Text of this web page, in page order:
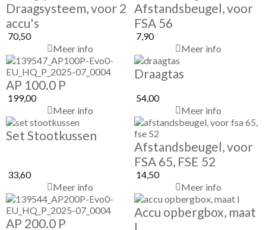
Draagsysteem, voor 2
accu's
70,50
Meer info
Afstandsbeugel, voor
FSA 56
7,90
Meer info
AP 100.0 P
199,00
Meer info
Draagtas
54,00
Meer info
Set Stootkussen
33,60
Meer info
Afstandsbeugel, voor
FSA 65, FSE 52
14,50
Meer info
AP 200.0 P
Accu opbergbox, maat
L